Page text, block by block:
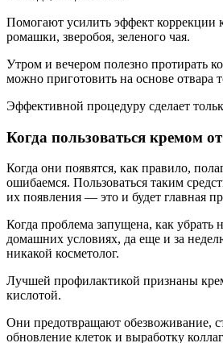
Помогают усилить эффект коррекции
ромашки, зверобоя, зеленого чая.
Утром и вечером полезно протирать
можно приготовить на основе отвара
Эффективной процедуру сделает
Когда пользоваться кремом
Когда они появятся, как правило,
ошибаемся. Пользоваться таким
их появления — это и будет главная
Когда проблема запущена, как убрать
домашних условиях, да еще и за
никакой косметолог.
Лучшей профилактикой признаны
кислотой.
Они предотвращают обезвоживание,
обновление клеток и выработку